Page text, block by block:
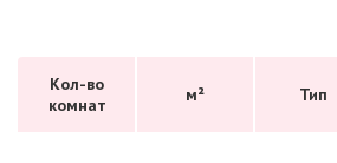
Кол-во
комнат
м² Тип